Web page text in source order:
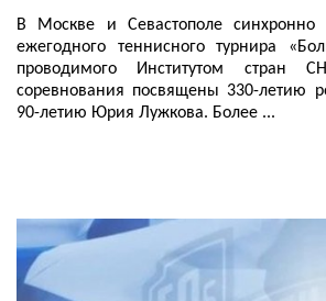
В Москве и Севастополе синхронно
ежегодного теннисного турнира
проводимого Институтом стран
соревнования посвящены 330-летию
90-летию Юрия Лужкова. Более ...